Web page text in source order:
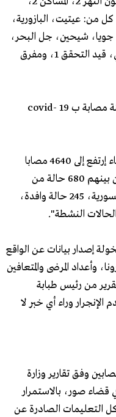
واحدة في كل من: عيتيت، البازورية،
جويا، شيحين، جل البحر،
الحنية، الرشيدية، ديرعامص، المنصوري، قيد التحقق 1، ومفرق
كما أعلنت تسجيل حالة وفاة اليوم لمسنة مصابة ب covid- 19
أضافت: "وعليه فإن عدد المصابين بالقضاء إرتفع إلى 4640 مصابا
توزعوا وفق التالي: 4395 حالة محلية من بينهم 680 حالة من
التابعية الفلسطينية و76 من التابعية السورية، 245 حالة وافدة،
إصدار بيانات عن الواقع
وأعداد المرضى والمتعافين
من رئيس طبابة
وراء أي خبر لا
وفق تقارير وزارة
صور، بالاستمرار
كل التعليمات الصادرة عن